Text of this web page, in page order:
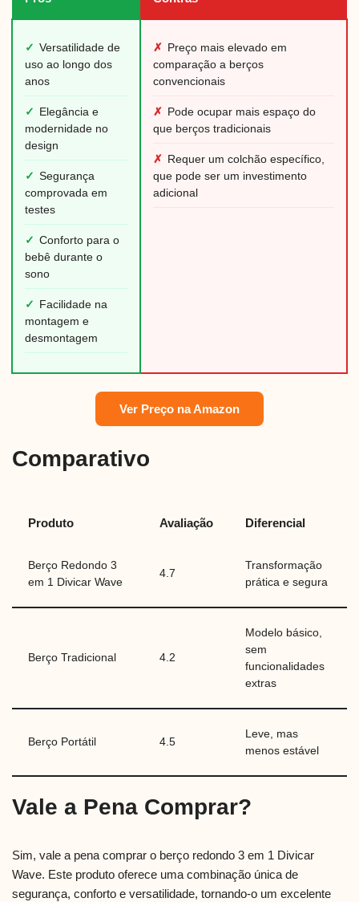
✓ Versatilidade de
uso ao longo dos
anos
✓
Elegância e
modernidade no
design
✓ Segurança
comprovada em
testes
✓ Conforto para o
bebê durante o
sono
✓
Facilidade na
montagem e
desmontagem
✗ Preço mais elevado em
comparação a berços
convencionais
✗ Pode ocupar mais espaço do
que berços tradicionais
✗ Requer um colchão específico,
que pode ser um investimento
adicional
Ver Preço na Amazon
Comparativo
Produto Avaliação Diferencial
Berço Redondo 3
em 1 Divicar Wave
4.7
Transformação
prática e segura
Berço Tradicional 4.2
Modelo básico,
sem
funcionalidades
extras
Berço Portátil 4.5
Leve, mas
menos estável
Vale a Pena Comprar?
Sim, vale a pena comprar o berço redondo 3 em 1 Divicar
Wave. Este produto oferece uma combinação única de
segurança, conforto e versatilidade, tornando-o um excelente